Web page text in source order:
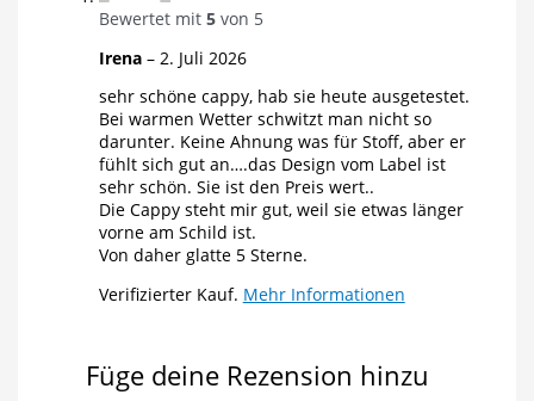
Bewertet mit 5von 5
Irena – 2. Juli 2026
sehr schöne cappy, hab sie heute ausgetestet.
Bei warmen Wetter schwitzt man nicht so
darunter. Keine Ahnung was für Stoff, aber er
fühlt sich gut an….das Design vom Label ist
sehr schön. Sie ist den Preis wert..
Die Cappy steht mir gut, weil sie etwas länger
vorne am Schild ist.
Von daher glatte 5 Sterne.
Verifizierter Kauf. Mehr Informationen
Füge deine Rezension hinzu